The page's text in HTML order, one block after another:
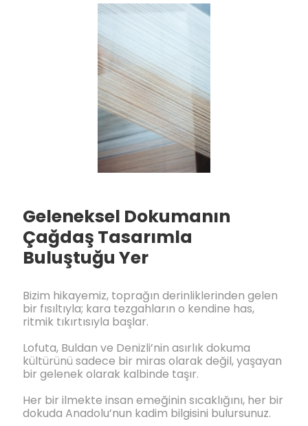
Geleneksel Dokumanın
Çağdaş Tasarımla
Buluştuğu Yer
Bizim hikayemiz, toprağın derinliklerinden gelen
bir fısıltıyla; kara tezgahların o kendine has,
ritmik tıkırtısıyla başlar.
Lofuta, Buldan ve Denizli’nin asırlık dokuma
kültürünü sadece bir miras olarak değil, yaşayan
bir gelenek olarak kalbinde taşır.
Her bir ilmekte insan emeğinin sıcaklığını, her bir
dokuda Anadolu’nun kadim bilgisini bulursunuz.